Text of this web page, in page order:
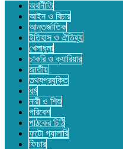
অর্থনীতি
আইন ও বিচার
আন্তর্জাতিক
ইতিহাস ও ঐতিহ্য
খেলাধুলা
চাকরি ও ক্যারিয়ার
জাতীয়
তথ্যপ্রযুক্তি
ধর্ম
নারী ও শিশু
পরিবেশ
পাঠকের চিঠি
ফটো গ্যালারি
ফিচার